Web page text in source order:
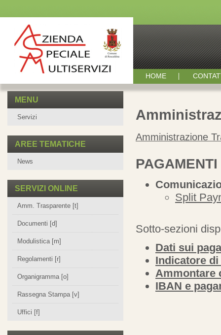
HOME
MENU
Servizi
AREE TEMATICHE
News
SERVIZI ONLINE
Amm. Trasparente [t]
Documenti [d]
Modulistica [m]
Regolamenti [r]
Organigramma [o]
Rassegna Stampa [v]
Uffici [f]
Amministrazione
Split
Sotto-sezioni
Dati sui
Indicatore
Ammontare
IBAN e